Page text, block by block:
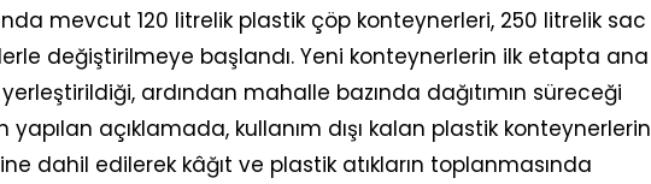
mevcut 120 litrelik plastik çöp konteynerleri, 250 litrelik sac
değiştirilmeye başlandı. Yeni konteynerlerin ilk etapta ana
ardından mahalle bazında dağıtımın süreceği
açıklamada, kullanım dışı kalan plastik konteynerlerin
dahil edilerek kâğıt ve plastik atıkların toplanmasında